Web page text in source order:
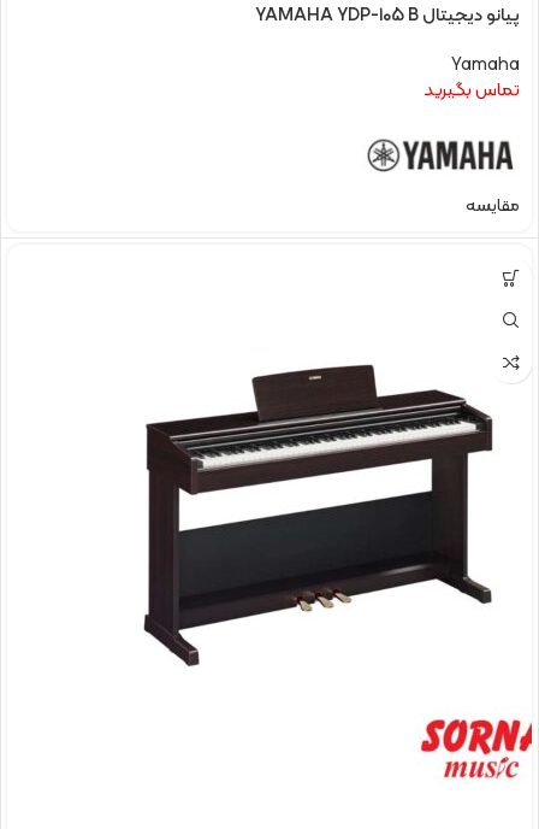
پیانو دیجیتال YAMAHA YDP-105 B
Yamaha
تماس بگیرید
مقایسه